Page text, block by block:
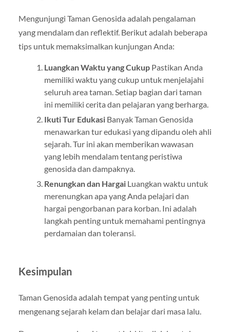
Mengunjungi Taman Genosida adalah pengalaman
yang mendalam dan reflektif. Berikut adalah beberapa
tips untuk memaksimalkan kunjungan Anda:
Luangkan Waktu yang CukupPastikan Anda
memiliki waktu yang cukup untuk menjelajahi
seluruh area taman. Setiap bagian dari taman
ini memiliki cerita dan pelajaran yang berharga.
Ikuti Tur EdukasiBanyak Taman Genosida
menawarkan tur edukasi yang dipandu oleh ahli
sejarah. Tur ini akan memberikan wawasan
yang lebih mendalam tentang peristiwa
genosida dan dampaknya.
Renungkan dan HargaiLuangkan waktu untuk
merenungkan apa yang Anda pelajari dan
hargai pengorbanan para korban. Ini adalah
langkah penting untuk memahami pentingnya
perdamaian dan toleransi.
Kesimpulan
Taman Genosida adalah tempat yang penting untuk
mengenang sejarah kelam dan belajar dari masa lalu.